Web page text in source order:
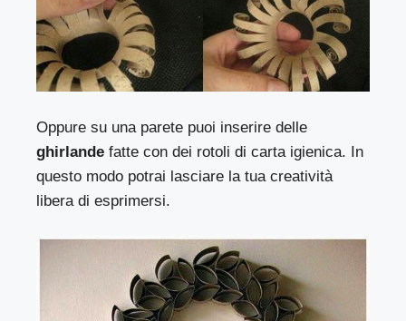
Oppure su una parete puoi inserire delle
ghirlande fatte con dei rotoli di carta igienica. In
questo modo potrai lasciare la tua creatività
libera di esprimersi.